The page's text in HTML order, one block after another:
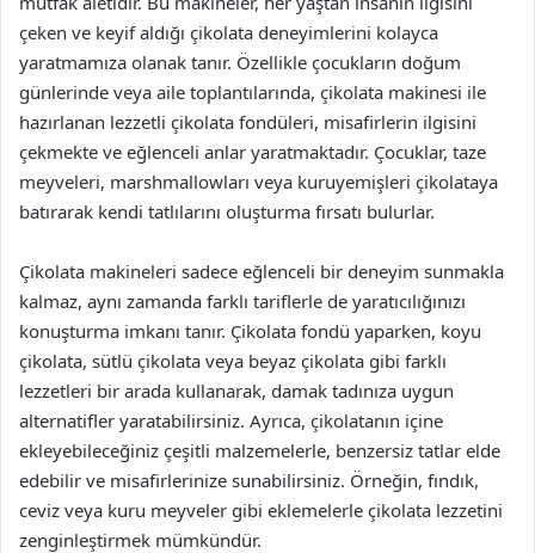
çeken ve keyif aldığı çikolata deneyimlerini kolayca
yaratmamıza olanak tanır. Özellikle çocukların doğum
günlerinde veya aile toplantılarında, çikolata makinesi ile
hazırlanan lezzetli çikolata fondüleri, misafirlerin ilgisini
çekmekte ve eğlenceli anlar yaratmaktadır. Çocuklar, taze
meyveleri, marshmallowları veya kuruyemişleri çikolataya
batırarak kendi tatlılarını oluşturma fırsatı bulurlar.
Çikolata makineleri sadece eğlenceli bir deneyim sunmakla
kalmaz, aynı zamanda farklı tariflerle de yaratıcılığınızı
konuşturma imkanı tanır. Çikolata fondü yaparken, koyu
çikolata, sütlü çikolata veya beyaz çikolata gibi farklı
lezzetleri bir arada kullanarak, damak tadınıza uygun
alternatifler yaratabilirsiniz. Ayrıca, çikolatanın içine
ekleyebileceğiniz çeşitli malzemelerle, benzersiz tatlar elde
edebilir ve misafirlerinize sunabilirsiniz. Örneğin, fındık,
ceviz veya kuru meyveler gibi eklemelerle çikolata lezzetini
zenginleştirmek mümkündür.